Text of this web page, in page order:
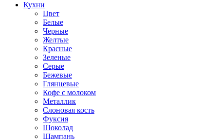
Кухни
Цвет
Белые
Черные
Желтые
Красные
Зеленые
Серые
Бежевые
Глянцевые
Кофе с молоком
Металлик
Слоновая кость
Фуксия
Шоколад
Шампань